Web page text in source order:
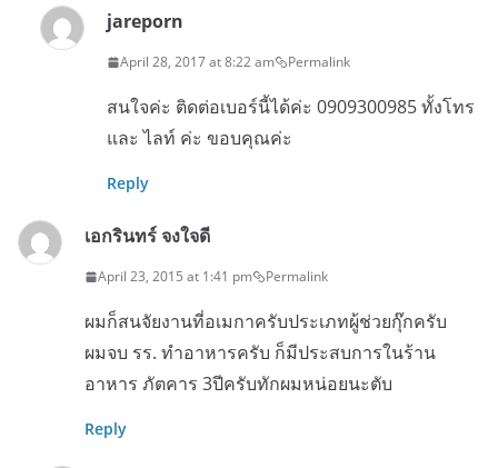
jareporn
April 28, 2017 at 8:22 am Permalink
สนใจค่ะ ติดต่อเบอร์นี้ได้ค่ะ 0909300985 ทั้งโทร
และ ไลท์ ค่ะ ขอบคุณค่ะ
Reply
เอกรินทร์ จงใจดี
April 23, 2015 at 1:41 pm Permalink
ผมก็สนจัยงานที่อเมกาครับประเภทผู้ช่วยกุ๊กครับ
ผมจบ รร. ทำอาหารครับ ก็มีประสบการในร้าน
อาหาร ภัตคาร 3ปีครับทักผมหน่อยนะตับ
Reply